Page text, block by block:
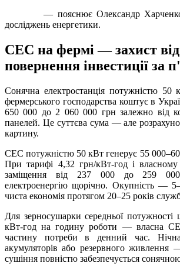
— пояснює Олександр Харченко
досліджень енергетики.
СЕС на фермі — захист від
повернення інвестиції за
Сонячна електростанція потужністю 50
фермерського господарства коштує в
650 000 до 2 060 000 грн залежно від
панелей. Це суттєва сума — але
картину.
СЕС потужністю 50 кВт генерує 55
При тарифі 4,32 грн/кВт-год і
заміщення від 237 000 до 259
електроенергію щорічно. Окупність —
чиста економія протягом 20–25 років
Для зерносушарки середньої
кВт-год на годину роботи — власна
частину потреби в денний час.
акумуляторів або резервного
сушіння повністю забезпечується